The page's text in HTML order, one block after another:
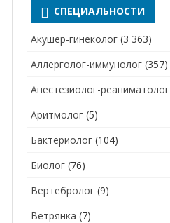
РЕВМАТОЛОГ
РЕНТГЕНОЛОГ
СТОМАТОЛОГ
СПЕЦИАЛЬНОСТИ
Акушер-гинеколог (3 363)
Аллерголог-иммунолог (357)
Анестезиолог-реаниматолог
Аритмолог (5)
Бактериолог (104)
Биолог (76)
Вертебролог (9)
Ветрянка (7)